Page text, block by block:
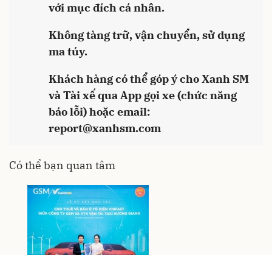
với mục đích cá nhân.
Không tàng trữ, vận chuyển, sử dụng
ma túy.
Khách hàng có thể góp ý cho Xanh SM
và Tài xế qua App gọi xe (chức năng
báo lỗi) hoặc email:
report@xanhsm.com
Có thể bạn quan tâm